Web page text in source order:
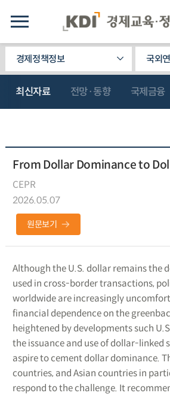
경제정책정보 국외
최신자료 전망·동향 국제금융
From Dollar Dominance to
CEPR
2026.05.07
원문보기
Although the U.S. dollar remains the
used in cross-border transactions,
worldwide are increasingly
financial dependence on the
heightened by developments such
the issuance and use of dollar-linked
aspire to cement dollar dominance.
countries, and Asian countries in
respond to the challenge. It